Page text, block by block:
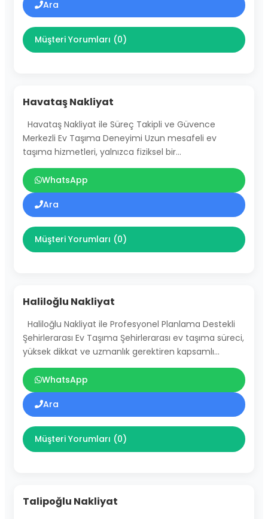
Ara
Müşteri Yorumları (0)
Havataş Nakliyat
Havataş Nakliyat ile Süreç Takipli ve Güvence
Merkezli Ev Taşıma Deneyimi Uzun mesafeli ev
taşıma hizmetleri, yalnızca fiziksel bir…
WhatsApp
Ara
Müşteri Yorumları (0)
Haliloğlu Nakliyat
Haliloğlu Nakliyat ile Profesyonel Planlama Destekli
Şehirlerarası Ev Taşıma Şehirlerarası ev taşıma süreci,
yüksek dikkat ve uzmanlık gerektiren kapsamlı…
WhatsApp
Ara
Müşteri Yorumları (0)
Talipoğlu Nakliyat